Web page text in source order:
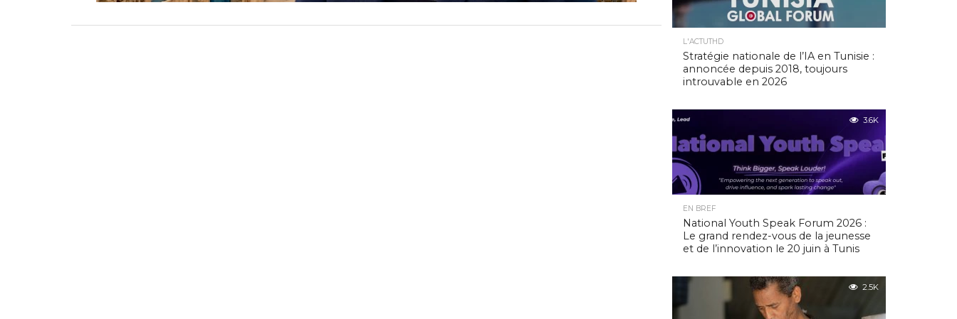
L'ACTUTHD
Stratégie nationale de l’IA en Tunisie :
annoncée depuis 2018, toujours
introuvable en 2026
3.6K
EN BREF
National Youth Speak Forum 2026 :
Le grand rendez-vous de la jeunesse
et de l’innovation le 20 juin à Tunis
2.5K